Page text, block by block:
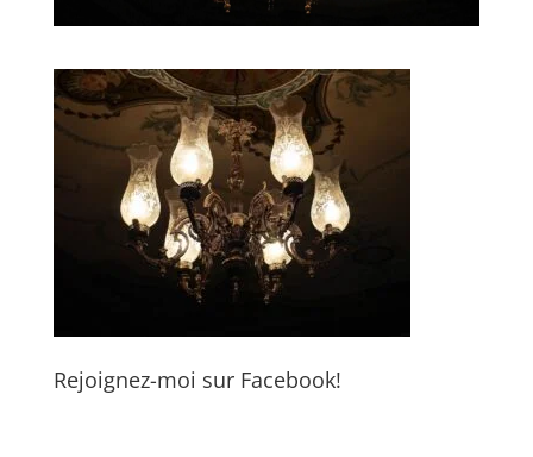
Rejoignez-moi sur Facebook!